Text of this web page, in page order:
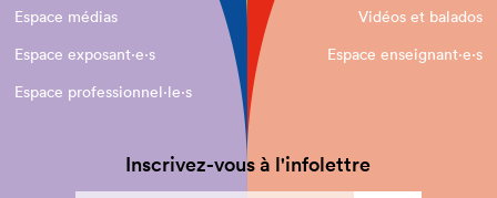
Espace médias
Vidéos et balados
Espace exposant·e⋅s
Espace enseignant·e⋅s
Espace professionnel·le⋅s
Inscrivez-vous à l'infolettre